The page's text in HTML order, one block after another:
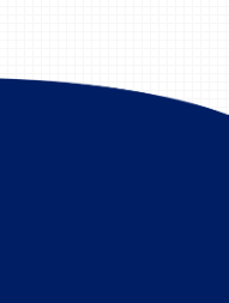
論文榮獲歐洲手外
鏡TFCC修補手
度，遠端橈尺關
到原本工作職
也能再度重回體
作天數、改善頭痛
生活品質等指
副作用和安慰劑
n-3 PUFAs)，
腦斷層後，在肝臟
行「達文西機器
肝癌前，絲毫沒
上有抽煙、飲酒